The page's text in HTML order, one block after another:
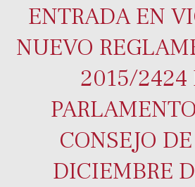
ENTRADA EN
NUEVO
2015/2424
CONSEJO
DICIEMBRE